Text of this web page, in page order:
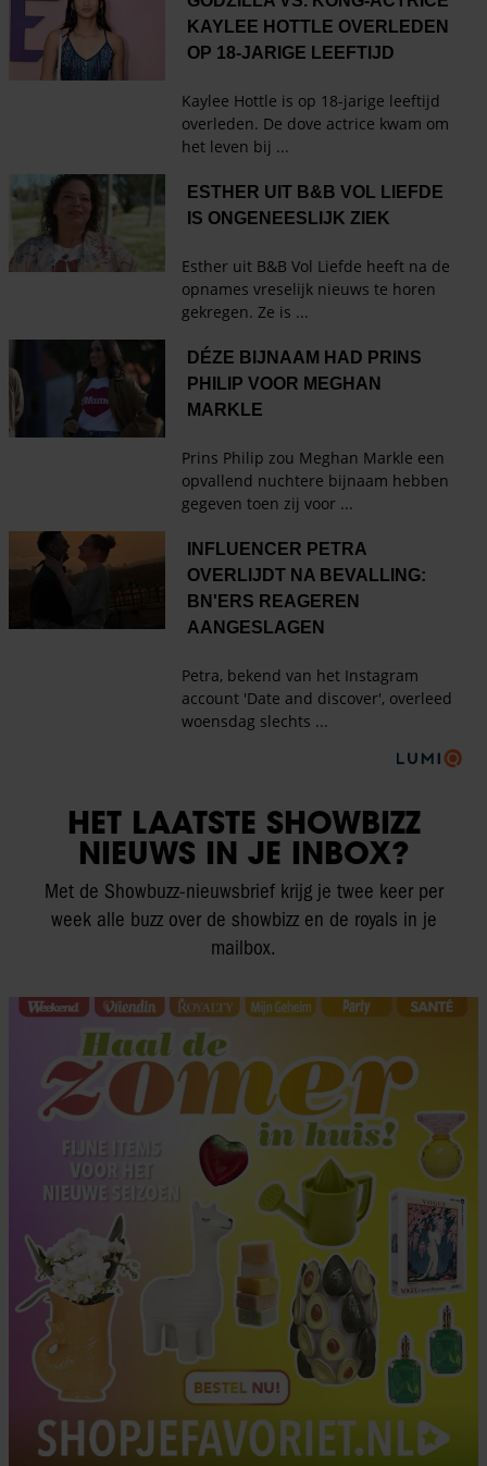
HET LAATSTE SHOWBIZZ
NIEUWS IN JE INBOX?
Met de Showbuzz-nieuwsbrief krijg je twee keer per
week alle buzz over de showbizz en de royals in je
mailbox.